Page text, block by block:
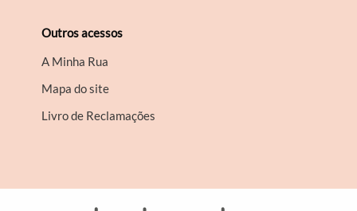
Outros acessos
A Minha Rua
Mapa do site
Livro de Reclamações